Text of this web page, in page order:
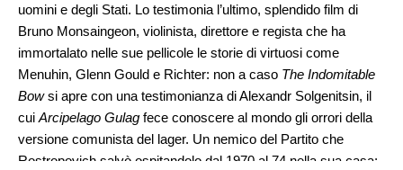
uomini e degli Stati. Lo testimonia l’ultimo, splendido film di
Bruno Monsaingeon, violinista, direttore e regista che ha
immortalato nelle sue pellicole le storie di virtuosi come
Menuhin, Glenn Gould e Richter: non a caso The Indomitable
Bowsi apre con una testimonianza di Alexandr Solgenitsin, il
cui Arcipelago Gulag fece conoscere al mondo gli orrori della
versione comunista del lager. Un nemico del Partito che
Rostropovich salvò ospitandolo dal 1970 al 74 nella sua casa;